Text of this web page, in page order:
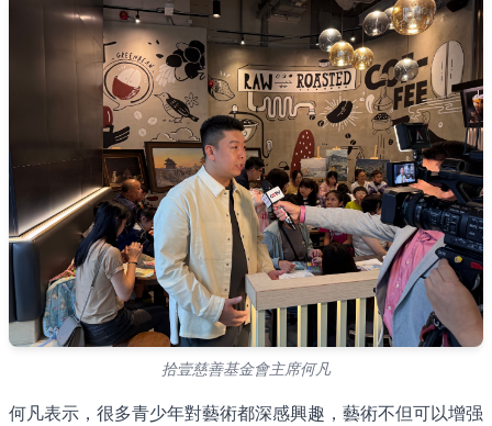
拾壹慈善基金會主席何凡
何凡表示，很多青少年對藝術都深感興趣，藝術不但可以增强